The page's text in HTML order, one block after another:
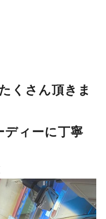
くさん頂きま
ディーに丁寧